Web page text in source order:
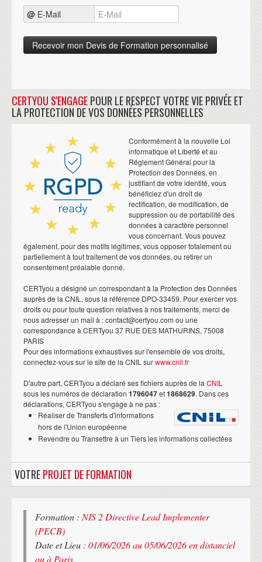
@ E-Mail
CERTYOU S'ENGAGEPOUR LE RESPECT VOTRE VIE PRIVÉE ET
LA PROTECTION DE VOS DONNÉES PERSONNELLES
Conformément à la nouvelle Loi
informatique et Liberté et au
Réglement Général pour la
Protection des Données, en
justifiant de votre identité, vous
bénéficiez d'un droit de
rectification, de modification, de
suppression ou de portabilité des
données à caractère personnel
vous concernant. Vous pouvez
également, pour des motifs légitimes, vous opposer totalement ou
partiellement à tout traitement de vos données, ou retirer un
consentement préalable donné.
CERTyou a désigné un correspondant à la Protection des Données
auprès de la CNIL, sous la référence DPO-33459. Pour exercer vos
droits ou pour toute question relatives à nos traitements, merci de
nous adresser un mail à : contact@certyou.com ou une
correspondance à CERTyou 37 RUE DES MATHURINS, 75008
PARIS
Pour des informations exhaustives sur l'ensemble de vos droits,
connectez-vous sur le site de la CNIL surwww.cnil.fr
D'autre part, CERTyou a déclaré ses fichiers auprès de la CNIL
sous les numéros de déclaration 1796047et1868629. Dans ces
déclarations, CERTyou s'engage à ne pas :
Réaliser de Transferts d'informations
hors de l'Union européenne
Revendre ou Transettre à un Tiers les informations collectées
VOTREPROJET DE FORMATION
Formation : NIS 2 Directive Lead Implementer
(PECB)
Date et Lieu : 01/06/2026 au 05/06/2026 en distanciel
ou à Paris